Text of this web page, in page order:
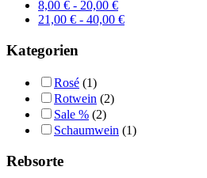
8,00 € - 20,00 €
21,00 € - 40,00 €
Kategorien
Rosé (1)
Rotwein (2)
Sale % (2)
Schaumwein (1)
Rebsorte